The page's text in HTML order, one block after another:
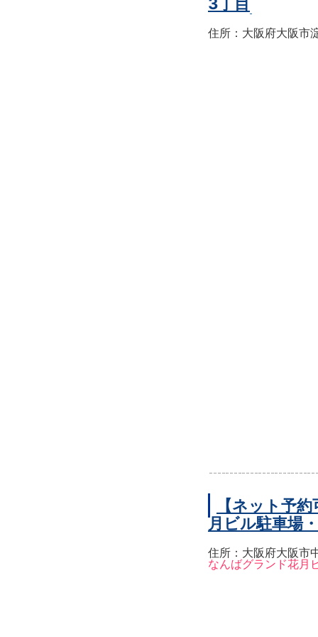
住所：大阪府大阪市
【ネット予
月ビル駐車場
住所：大阪府大阪市
なんばグランド花